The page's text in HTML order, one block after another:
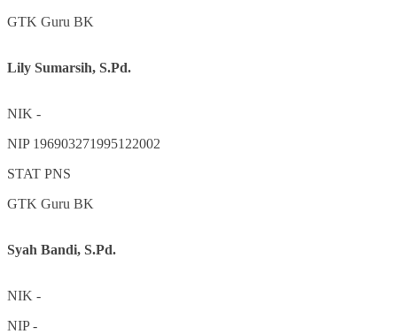
GTK Guru BK
Lily Sumarsih, S.Pd.
NIK -
NIP 196903271995122002
STAT PNS
GTK Guru BK
Syah Bandi, S.Pd.
NIK -
NIP-